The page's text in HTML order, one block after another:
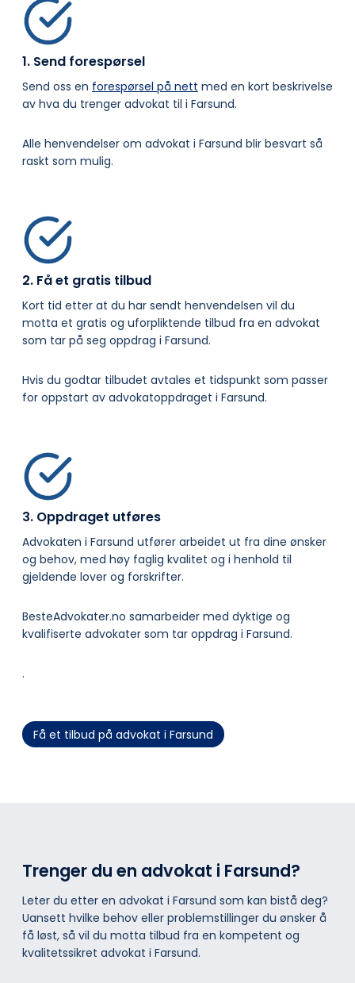
1. Send forespørsel
Send oss en forespørsel på nett med en kort beskrivelse
av hva du trenger advokat til i Farsund.
Alle henvendelser om advokat i Farsund blir besvart så
raskt som mulig.
2. Få et gratis tilbud
Kort tid etter at du har sendt henvendelsen vil du
motta et gratis og uforpliktende tilbud fra en advokat
som tar på seg oppdrag i Farsund.
Hvis du godtar tilbudet avtales et tidspunkt som passer
for oppstart av advokatoppdraget i Farsund.
3. Oppdraget utføres
Advokaten i Farsund utfører arbeidet ut fra dine ønsker
og behov, med høy faglig kvalitet og i henhold til
gjeldende lover og forskrifter.
BesteAdvokater.no samarbeider med dyktige og
kvalifiserte advokater som tar oppdrag i Farsund.
.
Få et tilbud på advokat i Farsund
Trenger du en advokat i Farsund?
Leter du etter en advokat i Farsund som kan bistå deg?
Uansett hvilke behov eller problemstillinger du ønsker å
få løst, så vil du motta tilbud fra en kompetent og
kvalitetssikret advokat i Farsund.